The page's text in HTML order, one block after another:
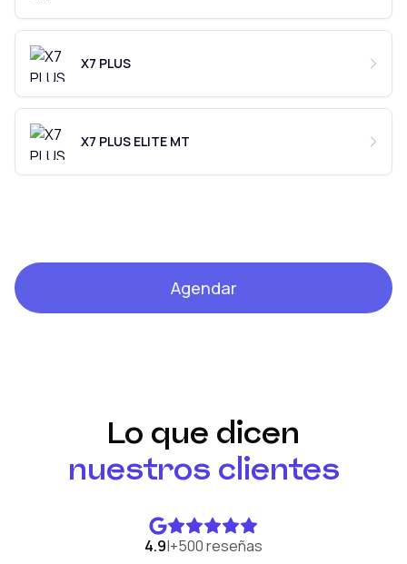
X7 PLUS
X7 PLUS ELITE MT
Agendar
Lo que dicen
nuestros clientes
4.9|+500 reseñas